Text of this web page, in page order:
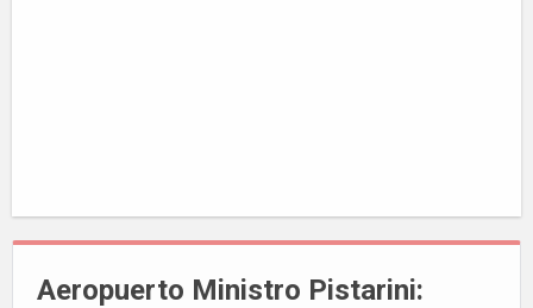
Aeropuerto Ministro Pistarini: